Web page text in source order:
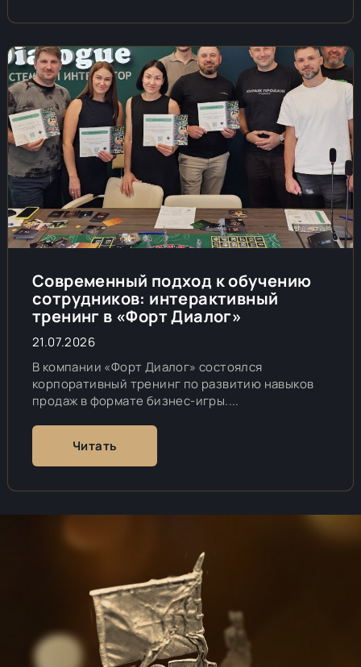
Современный подход к обучению
сотрудников: интерактивный
тренинг в «Форт Диалог»
21.07.2026
В компании «Форт Диалог» состоялся
корпоративный тренинг по развитию навыков
продаж в формате бизнес-игры....
Читать